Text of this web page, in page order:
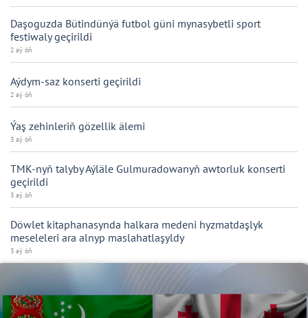
Daşoguzda Bütindünýä futbol güni mynasybetli sport
festiwaly geçirildi
2 aý öň
Aýdym-saz konserti geçirildi
2 aý öň
Ýaş zehinleriň gözellik älemi
3 aý öň
TMK-nyň talyby Aýläle Gulmuradowanyň awtorluk konserti
geçirildi
3 aý öň
Döwlet kitaphanasynda halkara medeni hyzmatdaşlyk
meseleleri ara alnyp maslahatlaşyldy
3 aý öň